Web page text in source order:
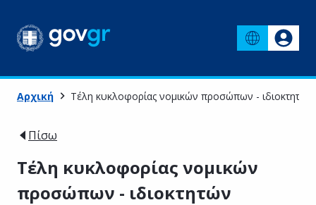
Αρχική Τέλη κυκλοφορίας νομικών προσώπων -
Πίσω
Τέλη κυκλοφορίας νομικών
προσώπων - ιδιοκτητών